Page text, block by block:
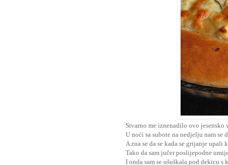
Stvarno me iznenadilo ovo jesensko
U noći sa subote na nedjelju nam se
A zna se da se kada se grijanje upali
Tako da sam jučer poslijepodne
I onda sam se ušuškala pod dekicu s